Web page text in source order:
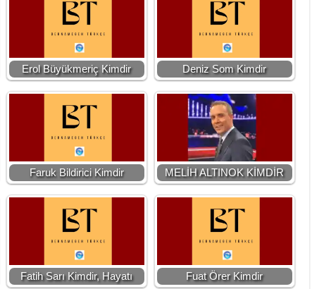
Erol Büyükmeriç Kimdir Deniz Som Kimdir
Faruk Bildirici Kimdir MELİH ALTINOK KİMDİR
Fatih Sarı Kimdir, Hayatı Fuat Örer Kimdir